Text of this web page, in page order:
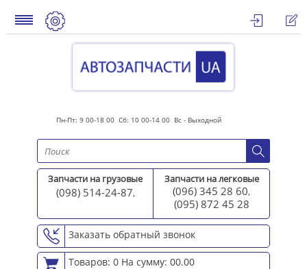
Пн-Пт: 9 00-18 00 Сб: 10 00-14 00 Вс - Выходной
Запчасти на грузовые
(098) 514-24-87,
Запчасти на легковые
(096) 345 28 60,
(095) 872 45 28
Заказать обратный звонок
Товаров: 0 На сумму: 00.00